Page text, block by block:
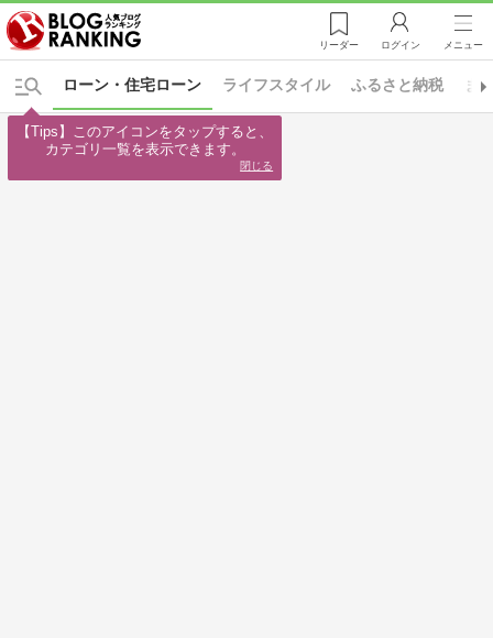
リーダー ログイン メニュー
ライフスタイル ふるさと納税 ま
ローン・住宅ローン